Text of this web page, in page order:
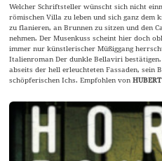
Welcher Schriftsteller wünscht sich nicht
römischen Villa zu leben und sich ganz dem
zu flanieren, an Brunnen zu sitzen und den
nehmen. Der Musenkuss scheint hier doch
immer nur künstlerischer Müßiggang
Italienroman Der dunkle Bellaviri
abseits der hell erleuchteten Fassaden, sein
schöpferischen Ichs. Empfohlen von